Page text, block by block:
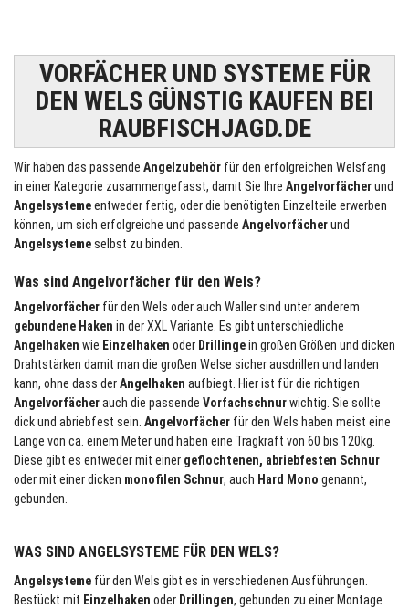
VORFÄCHER UND SYSTEME FÜR
DEN WELS GÜNSTIG KAUFEN BEI
RAUBFISCHJAGD.DE
Wir haben das passende Angelzubehör für den erfolgreichen Welsfang
in einer Kategorie zusammengefasst, damit Sie Ihre Angelvorfächerund
Angelsystemeentweder fertig, oder die benötigten Einzelteile erwerben
können, um sich erfolgreiche und passende Angelvorfächerund
Angelsystemeselbst zu binden.
Was sind Angelvorfächer für den Wels?
Angelvorfächer für den Wels oder auch Waller sind unter anderem
gebundene Haken in der XXL Variante. Es gibt unterschiedliche
Angelhaken wie Einzelhaken oder Drillingein großen Größen und dicken
Drahtstärken damit man die großen Welse sicher ausdrillen und landen
kann, ohne dass derAngelhaken aufbiegt. Hier ist für die richtigen
Angelvorfächerauch die passende Vorfachschnurwichtig. Sie sollte
dick und abriebfest sein. Angelvorfächer für den Wels haben meist eine
Länge von ca. einem Meter und haben eine Tragkraft von 60 bis 120kg.
Diese gibt es entweder mit einer geflochtenen, abriebfesten Schnur
oder mit einer dicken monofilen Schnur, auch Hard Mono genannt,
gebunden.
WAS SIND ANGELSYSTEME FÜR DEN WELS?
Angelsysteme für den Wels gibt es in verschiedenen Ausführungen.
Bestückt mit Einzelhaken oder Drillingen, gebunden zu einer Montage